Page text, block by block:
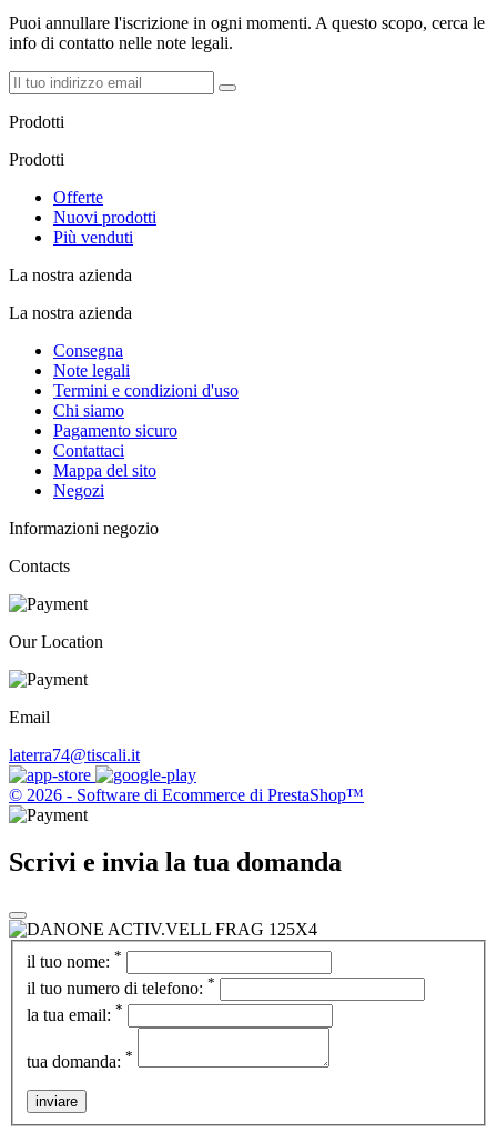
Puoi annullare l'iscrizione in ogni momenti. A questo scopo, cerca le
info di contatto nelle note legali.
Prodotti
Prodotti
Offerte
Nuovi prodotti
Più venduti
La nostra azienda
La nostra azienda
Consegna
Note legali
Termini e condizioni d'uso
Chi siamo
Pagamento sicuro
Contattaci
Mappa del sito
Negozi
Informazioni negozio
Contacts
Our Location
Email
laterra74@tiscali.it
© 2026 - Software di Ecommerce di PrestaShop™
Scrivi e invia la tua domanda
il tuo nome: *
il tuo numero di telefono: *
la tua email: *
tua domanda: *
inviare